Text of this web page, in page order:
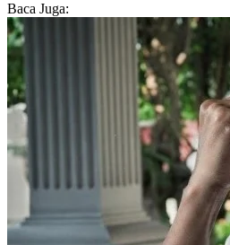
Baca Juga: